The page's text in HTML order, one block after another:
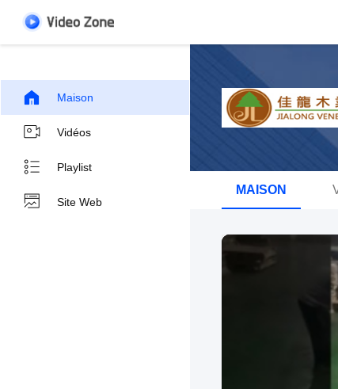
Maison
Vidéos
Playlist
Site Web
MAISON